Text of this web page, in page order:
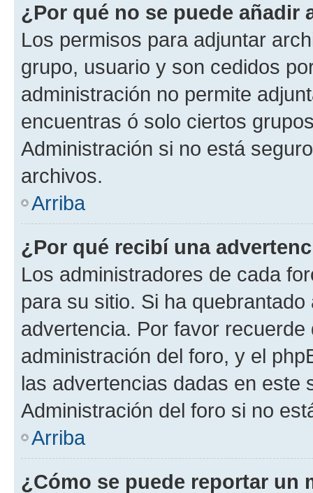
¿Por qué no se puede añadir
Los permisos para adjuntar
grupo, usuario y son cedidos
administración no permite
encuentras ó solo ciertos
Administración si no está
archivos.
Arriba
¿Por qué recibí una
Los administradores de cada
para su sitio. Si ha
advertencia. Por favor
administración del foro, y el
las advertencias dadas en este
Administración del foro si no
Arriba
¿Cómo se puede reportar un